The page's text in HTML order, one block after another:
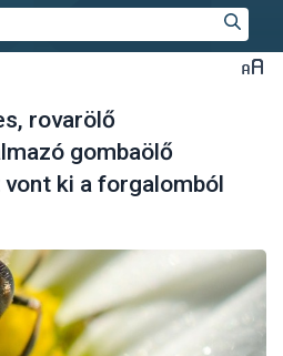
rovarölő
gombaölő
ki a forgalomból